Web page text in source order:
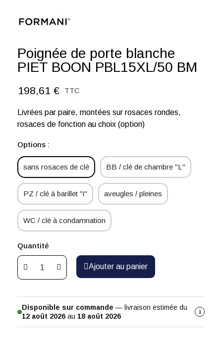
Poignée de porte blanche
PIET BOON PBL15XL/50 BM
198,61 € TTC
Livrées par paire, montées sur rosaces rondes,
rosaces de fonction au choix (option)
Options :
sans rosaces de clé BB / clé de chambre "L"
PZ / clé à barillet "i" aveugles / pleines
WC / clé à condamnation
Quantité
Ajouter au panier
Disponible sur commande — livraison estimée du
12 août 2026 au 18 août 2026
i